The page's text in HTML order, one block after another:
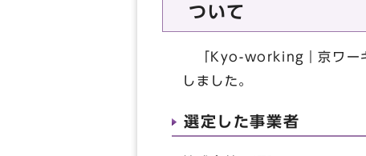
ついて
「Kyo-working｜京ワーキ
しました。
選定した事業者